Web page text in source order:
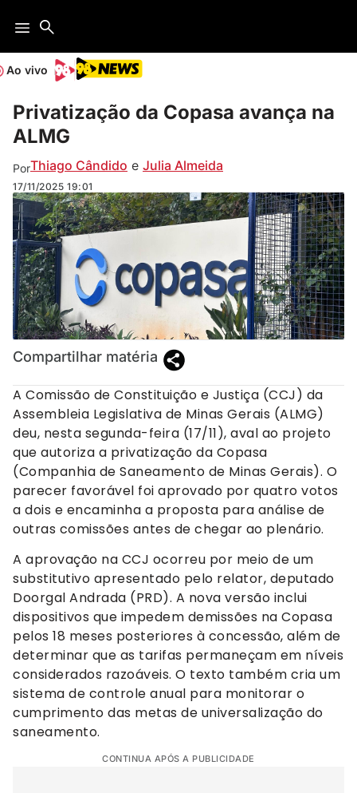
Ao vivo
Privatização da Copasa avança na
ALMG
PorThiago Cândido e Julia Almeida
17/11/2025 19:01
Privatização da Copasa
Compartilhar matéria
A Comissão de Constituição e Justiça (CCJ) da
Assembleia Legislativa de Minas Gerais (ALMG)
deu, nesta segunda-feira (17/11), aval ao projeto
que autoriza a privatização da Copasa
(Companhia de Saneamento de Minas Gerais). O
parecer favorável foi aprovado por quatro votos
a dois e encaminha a proposta para análise de
outras comissões antes de chegar ao plenário.
A aprovação na CCJ ocorreu por meio de um
substitutivo apresentado pelo relator, deputado
Doorgal Andrada (PRD). A nova versão inclui
dispositivos que impedem demissões na Copasa
pelos 18 meses posteriores à concessão, além de
determinar que as tarifas permaneçam em níveis
considerados razoáveis. O texto também cria um
sistema de controle anual para monitorar o
cumprimento das metas de universalização do
saneamento.
CONTINUA APÓS A PUBLICIDADE